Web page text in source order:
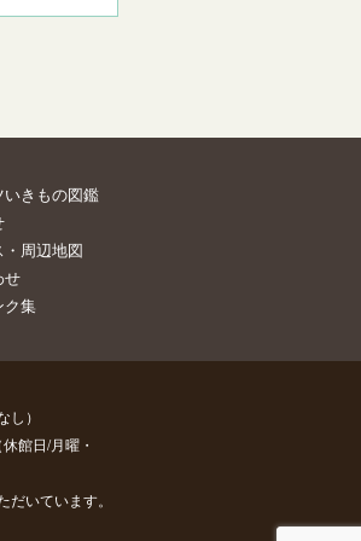
きもの図鑑
・周辺地図
せ
ク集
）
日/月曜・
いています。